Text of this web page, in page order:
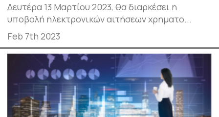
Δευτέρα 13 Μαρτίου 2023, θα διαρκέσει η
υποβολή ηλεκτρονικών αιτήσεων χρηματο...
Feb 7th 2023